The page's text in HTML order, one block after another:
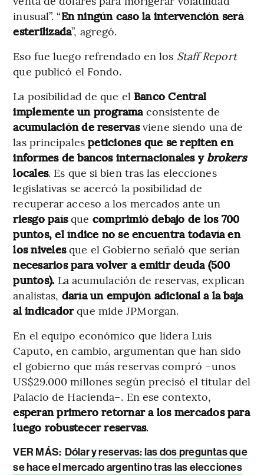
inusual”. “En ningún caso la intervención será
esterilizada”, agregó.
Eso fue luego refrendado en los Staff Report
que publicó el Fondo.
La posibilidad de que el Banco Central
implemente un programaconsistente de
acumulación de reservasviene siendo una de
las principalespeticiones que se repiten en
informes de bancos internacionales y brokers
locales. Es que si bien tras las elecciones
legislativas se acercó la posibilidad de
recuperar acceso a los mercados ante un
riesgo paísque comprimió debajo de los 700
puntos, el índice no se encuentra todavía en
los nivelesque el Gobierno señaló que serían
necesarios para volver a emitir deuda (500
puntos). La acumulación de reservas, explican
analistas, daría un empujón adicional a la baja
al indicadorque mide JPMorgan.
En el equipo económico que lidera Luis
Caputo, en cambio, argumentan que han sido
el gobierno que más reservas compró –unos
US$29.000 millones según precisó el titular del
Palacio de Hacienda–. En ese contexto,
esperan primero retornar a los mercados para
luego robustecer reservas.
VER MÁS: Dólar y reservas: las dos preguntas que
se hace el mercado argentino tras las elecciones